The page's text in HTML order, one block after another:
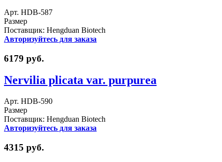
Арт. HDB-587
Размер
Поставщик: Hengduan Biotech
Авторизуйтесь для заказа
6179 руб.
Nervilia plicata var. purpurea
Арт. HDB-590
Размер
Поставщик: Hengduan Biotech
Авторизуйтесь для заказа
4315 руб.